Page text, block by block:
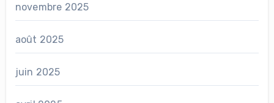
novembre 2025
août 2025
juin 2025